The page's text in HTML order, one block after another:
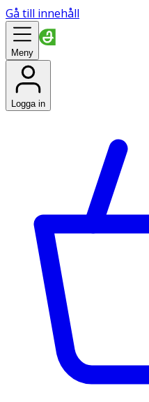
Gå till innehåll
Meny
Logga in